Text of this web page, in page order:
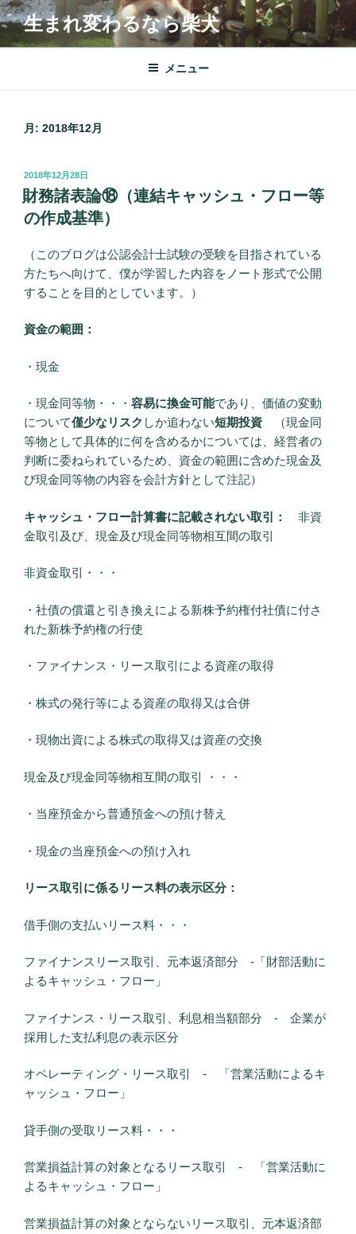
コ
ン
テ
生まれ変わるなら柴犬
メニュー
月: 2018年12月
投
稿
日:
2018年12月28日
財務諸表論⑱（連結キャッシュ・フロー等
の作成基準）
（このブログは公認会計士試験の受験を目指されている
方たちへ向けて、僕が学習した内容をノート形式で公開
することを目的としています。）
資金の範囲：
・現金
・現金同等物・・・ 容易に換金可能であり、価値の変動
について僅少なリスク しか追わない短期投資
（現金同
等物として具体的に何を含めるかについては、経営者の
判断に委ねられているため、資金の範囲に含めた現金及
び現金同等物の内容を会計方針として注記）
キャッシュ・フロー計算書に記載されない取引： 非資
金取引及び、現金及び現金同等物相互間の取引
非資金取引・・・
・社債の償還と引き換えによる新株予約権付社債に付さ
れた新株予約権の行使
・ファイナンス・リース取引による資産の取得
・株式の発行等による資産の取得又は合併
・現物出資による株式の取得又は資産の交換
現金及び現金同等物相互間の取引 ・・・
・当座預金から普通預金への預け替え
・現金の当座預金への預け入れ
リース取引に係るリース料の表示区分：
借手側の支払いリース料・・・
ファイナンスリース取引、元本返済部分 ‐「財部活動に
よるキャッシュ・フロー」
ファイナンス・リース取引、利息相当額部分 ‐ 企業が
採用した支払利息の表示区分
オペレーティング・リース取引 ‐ 「営業活動によるキ
ャッシュ・フロー」
貸手側の受取リース料・・・
営業損益計算の対象となるリース取引 ‐ 「営業活動に
よるキャッシュ・フロー」
営業損益計算の対象とならないリース取引、元本返済部